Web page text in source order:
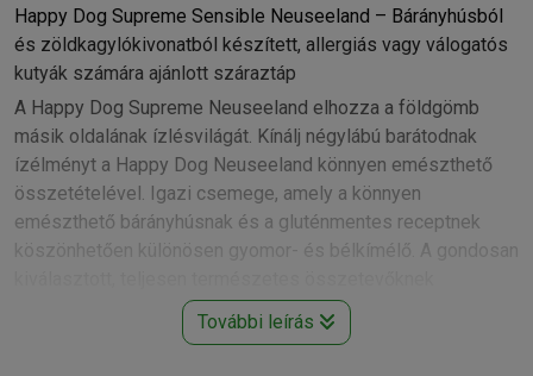
Happy Dog Supreme Sensible Neuseeland – Bárányhúsból
és zöldkagylókivonatból készített, allergiás vagy válogatós
kutyák számára ajánlott száraztáp
A Happy Dog Supreme Neuseeland elhozza a földgömb
másik oldalának ízlésvilágát. Kínálj négylábú barátodnak
ízélményt a Happy Dog Neuseeland könnyen emészthető
összetételével. Igazi csemege, amely a könnyen
emészthető bárányhúsnak és a gluténmentes receptnek
köszönhetően különösen gyomor- és bélkímélő. A gondosan
köszönhetően a termék rendkívül ízletes és megfelelően
tolerálható kedvenced számára. Az egyedülálló Happy Dog
További leírás